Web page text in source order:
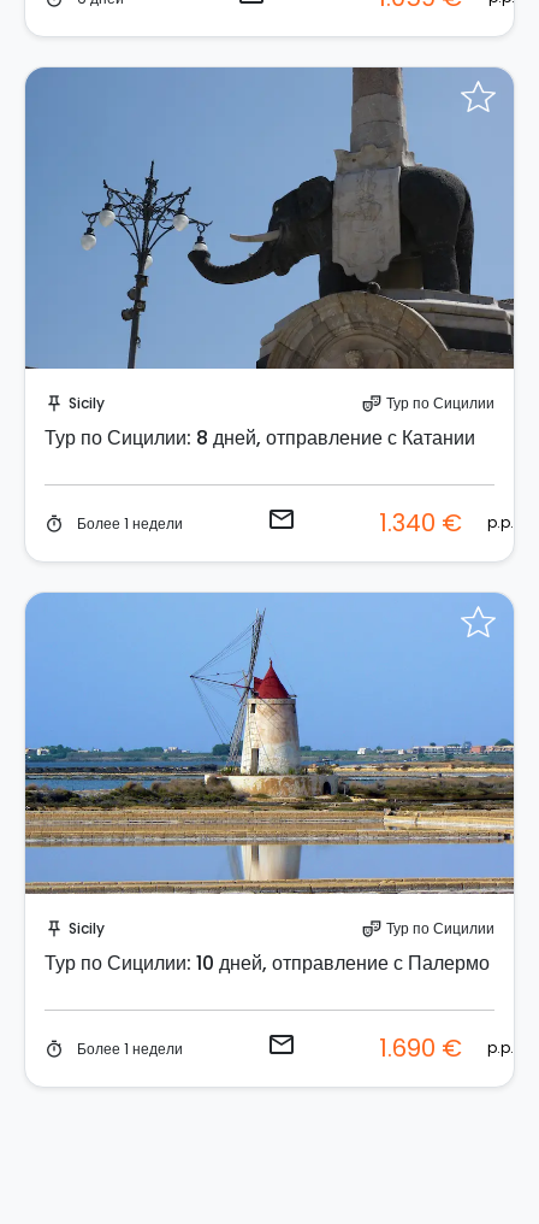
push_pin Sicily theater_comedy Тур по Сицилии
Тур по Сицилии: 8 дней, отправление с Катании
timer Более 1 недели email 1.340 € p.p.
push_pin Sicily theater_comedy Тур по Сицилии
Тур по Сицилии: 10 дней, отправление с Палермо
timer Более 1 недели email 1.690 € p.p.